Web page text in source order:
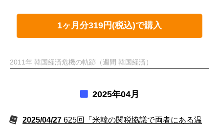
1ヶ月分319円(税込)で購入
2011年 韓国経済危機の軌跡（週間 韓国経済）
2025年04月
2025/04/27 625回「米韓の関税協議で両者にある温